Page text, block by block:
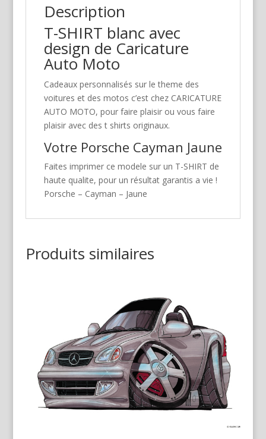
Description
T-SHIRT blanc avec
design de Caricature
Auto Moto
Cadeaux personnalisés sur le theme des
voitures et des motos c’est chez CARICATURE
AUTO MOTO, pour faire plaisir ou vous faire
plaisir avec des t shirts originaux.
Votre Porsche Cayman Jaune
Faites imprimer ce modele sur un T-SHIRT de
haute qualite, pour un résultat garantis a vie !
Porsche – Cayman – Jaune
Produits similaires